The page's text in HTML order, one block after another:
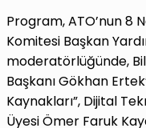
Program, ATO’nun 8
Komitesi Başkan
moderatörlüğünde,
Başkanı Gökhan
Kaynakları”, Dijital
Üyesi Ömer Faruk